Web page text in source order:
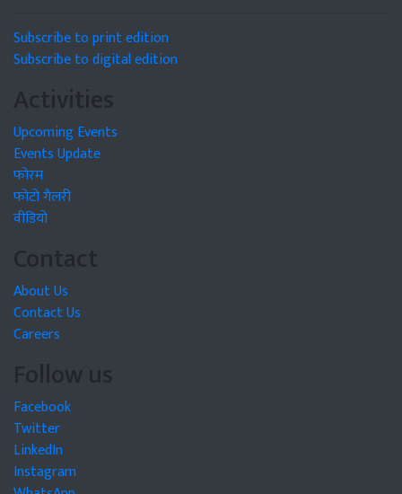
Subscribe to print edition
Subscribe to digital edition
Activities
Upcoming Events
Events Update
फोरम
फोटो गैलरी
वीडियो
Contact
About Us
Contact Us
Careers
Follow us
Facebook
Twitter
LinkedIn
Instagram